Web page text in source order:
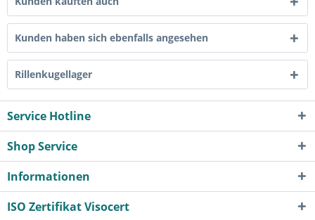
Kunden haben sich ebenfalls angesehen
Rillenkugellager
Service Hotline
Shop Service
Informationen
ISO Zertifikat Visocert